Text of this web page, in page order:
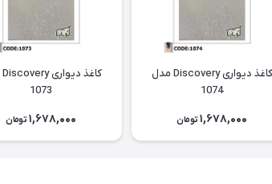
کاغذ دیواری Discovery مدل
1074
1,678,000 تومان
1073
1,678,000 تومان